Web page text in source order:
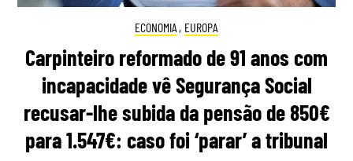
ECONOMIA , EUROPA
Carpinteiro reformado de 91 anos com
incapacidade vê Segurança Social
recusar-lhe subida da pensão de 850€
para 1.547€: caso foi ‘parar’ a tribunal